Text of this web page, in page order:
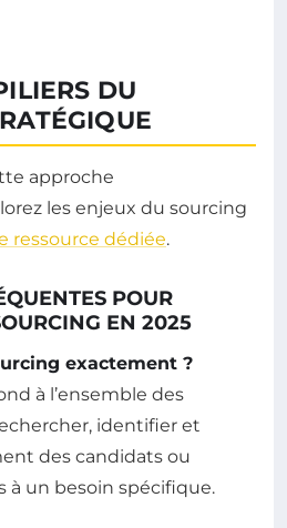
DU
approche
les enjeux du sourcing
ressource dédiée.
POUR
EN 2025
exactement ?
à l’ensemble des
identifier et
des candidats ou
à un besoin spécifique.